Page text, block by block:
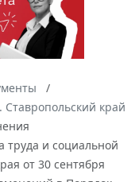
Ставропольский край
труда и социальной
от 30 сентября